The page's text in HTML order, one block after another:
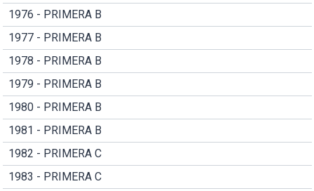
1976 - PRIMERA B
1977 - PRIMERA B
1978 - PRIMERA B
1979 - PRIMERA B
1980 - PRIMERA B
1981 - PRIMERA B
1982 - PRIMERA C
1983 - PRIMERA C